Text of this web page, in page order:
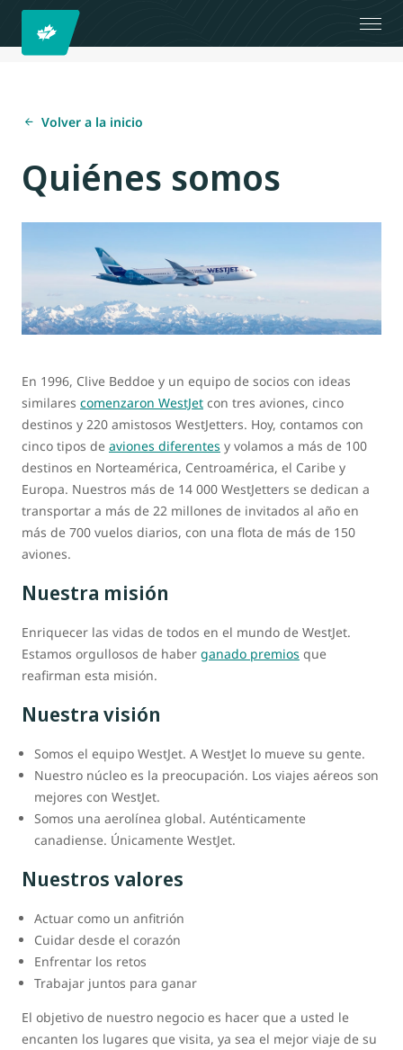
Volver a la inicio
Quiénes somos
En 1996, Clive Beddoe y un equipo de socios con ideas
similares comenzaron WestJet con tres aviones, cinco
destinos y 220 amistosos WestJetters. Hoy, contamos con
cinco tipos de aviones diferentes y volamos a más de 100
destinos en Norteamérica, Centroamérica, el Caribe y
Europa. Nuestros más de 14 000 WestJetters se dedican a
transportar a más de 22 millones de invitados al año en
más de 700 vuelos diarios, con una flota de más de 150
aviones.
Nuestra misión
Enriquecer las vidas de todos en el mundo de WestJet.
Estamos orgullosos de haber ganado premios que
reafirman esta misión.
Nuestra visión
Somos el equipo WestJet. A WestJet lo mueve su gente.
Nuestro núcleo es la preocupación. Los viajes aéreos son
mejores con WestJet.
Somos una aerolínea global. Auténticamente
canadiense. Únicamente WestJet.
Nuestros valores
Actuar como un anfitrión
Cuidar desde el corazón
Enfrentar los retos
Trabajar juntos para ganar
El objetivo de nuestro negocio es hacer que a usted le
encanten los lugares que visita, ya sea el mejor viaje de su